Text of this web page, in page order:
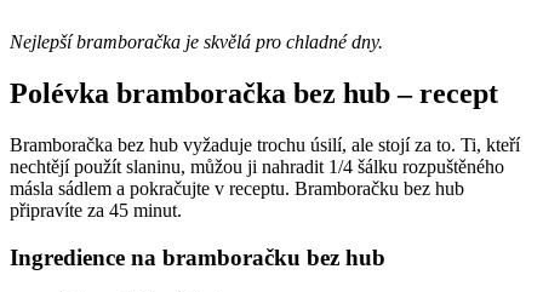
Nejlepší bramboračka je skvělá pro chladné dny.
Polévka bramboračka bez hub – recept
Bramboračka bez hub vyžaduje trochu úsilí, ale stojí za to. Ti, kteří
nechtějí použít slaninu, můžou ji nahradit 1/4 šálku rozpuštěného
másla sádlem a pokračujte v receptu. Bramboračku bez hub
připravíte za 45 minut.
Ingredience na bramboračku bez hub